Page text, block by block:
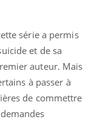
série a permis
et de sa
auteur. Mais
à passer à
de commettre